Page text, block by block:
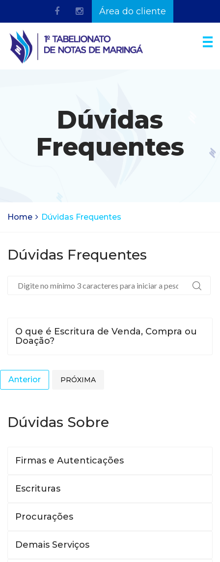
Área do cliente
Dúvidas
Frequentes
Home Dúvidas Frequentes
Dúvidas Frequentes
O que é Escritura de Venda, Compra ou
Doação?
Anterior PRÓXIMA
Dúvidas Sobre
Firmas e Autenticações
Escrituras
Procurações
Demais Serviços